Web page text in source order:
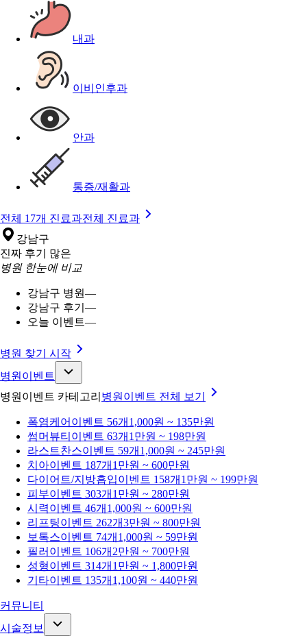
내과
이비인후과
안과
통증/재활과
전체 17개 진료과전체 진료과
강남구
진짜 후기 많은
병원 한눈에 비교
강남구 병원—
강남구 후기 —
오늘 이벤트—
병원 찾기 시작
병원이벤트
병원이벤트 카테고리 병원이벤트 전체 보기
폭염케어 이벤트 56개 1,000원 ~ 135만원
썸머뷰티 이벤트 63개 1만원 ~ 198만원
라스트찬스이벤트 59개 1,000원 ~ 245만원
치아이벤트 187개 1만원 ~ 600만원
다이어트/지방흡입이벤트 158개 1만원 ~ 199만원
피부이벤트 303개 1만원 ~ 280만원
시력이벤트 46개 1,000원 ~ 600만원
리프팅이벤트 262개3만원 ~ 800만원
보톡스이벤트 74개 1,000원 ~ 59만원
필러 이벤트 106개 2만원 ~ 700만원
성형이벤트 314개 1만원 ~ 1,800만원
기타이벤트 135개 1,100원 ~ 440만원
커뮤니티
시술정보